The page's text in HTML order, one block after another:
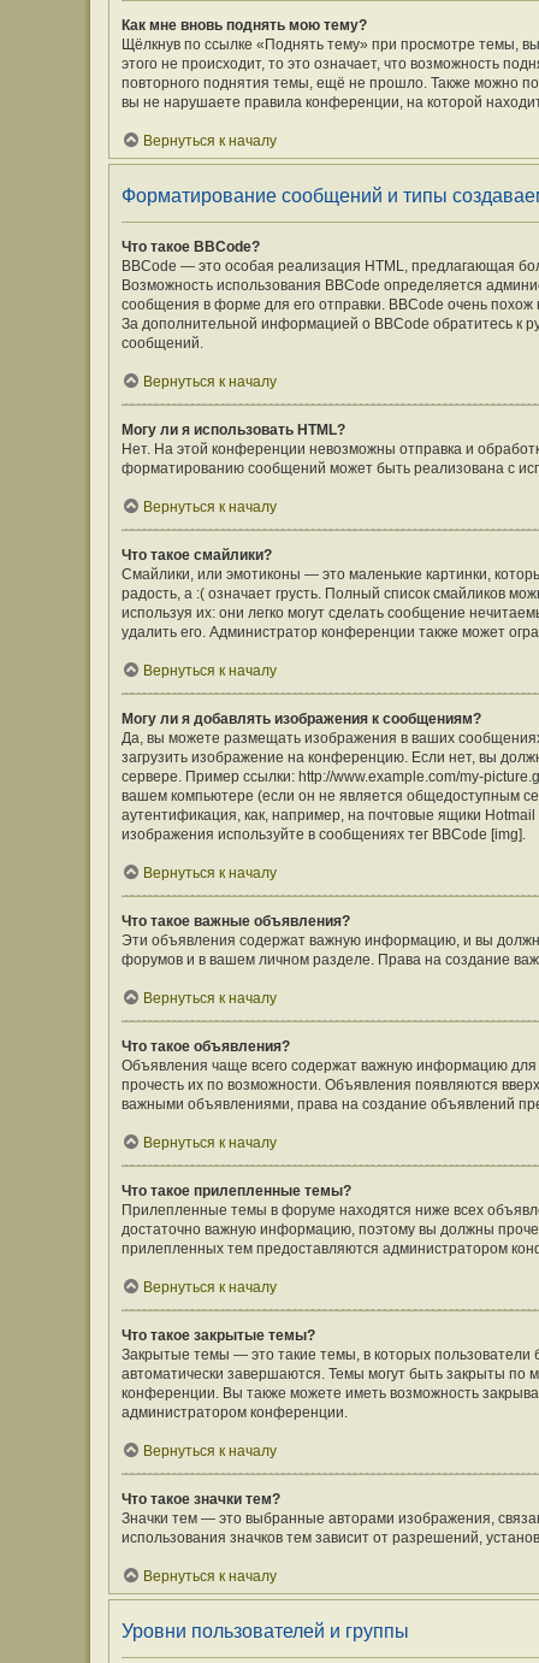
Как мне вновь поднять мою тему?
Щёлкнув по ссылке «Поднять тему» при просмотре темы,
этого не происходит, то это означает, что возможность
повторного поднятия темы, ещё не прошло. Также можно
вы не нарушаете правила конференции, на которой
Вернуться к началу
Форматирование сообщений и типы
Что такое BBCode?
BBCode — это особая реализация HTML, предлагающая
Возможность использования BBCode определяется
сообщения в форме для его отправки. BBCode очень похож
За дополнительной информацией о BBCode обратитесь к
сообщений.
Вернуться к началу
Могу ли я использовать HTML?
Нет. На этой конференции невозможны отправка и
форматированию сообщений может быть реализована с
Вернуться к началу
Что такое смайлики?
Смайлики, или эмотиконы — это маленькие картинки,
радость, а :( означает грусть. Полный список смайликов
используя их: они легко могут сделать сообщение
удалить его. Администратор конференции также может
Вернуться к началу
Могу ли я добавлять изображения к сообщениям?
Да, вы можете размещать изображения в ваших
загрузить изображение на конференцию. Если нет, вы
сервере. Пример ссылки: http://www.example.com/my-
вашем компьютере (если он не является общедоступным
аутентификация, как, например, на почтовые ящики
изображения используйте в сообщениях тег BBCode [img].
Вернуться к началу
Что такое важные объявления?
Эти объявления содержат важную информацию, и вы
форумов и в вашем личном разделе. Права на создание
Вернуться к началу
Что такое объявления?
Объявления чаще всего содержат важную информацию
прочесть их по возможности. Объявления появляются
важными объявлениями, права на создание объявлений
Вернуться к началу
Что такое прилепленные темы?
Прилепленные темы в форуме находятся ниже всех
достаточно важную информацию, поэтому вы должны
прилепленных тем предоставляются администратором
Вернуться к началу
Что такое закрытые темы?
Закрытые темы — это такие темы, в которых
автоматически завершаются. Темы могут быть закрыты
конференции. Вы также можете иметь возможность
администратором конференции.
Вернуться к началу
Что такое значки тем?
Значки тем — это выбранные авторами изображения,
использования значков тем зависит от разрешений,
Вернуться к началу
Уровни пользователей и группы